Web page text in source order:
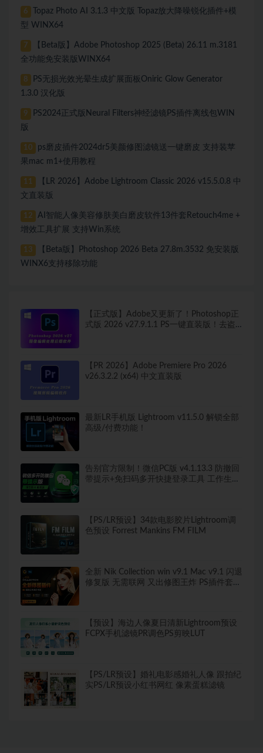
6
Topaz Photo AI 3.1.3 中文版 Topaz放大降噪锐化插件+模
型 WINX64
7
【Beta版】Adobe Photoshop 2025 (Beta) 26.11 m.3181
全功能免安装版WINX64
8
PS无损光效光晕生成扩展面板Oniric Glow Generator
1.3.0 汉化版
9
PS2024正式版Neural Filters神经滤镜PS插件离线包WIN
版
10
ps磨皮插件2024dr5美颜修图滤镜送一键磨皮 支持装苹
果mac m1+使用教程
11
【LR 2026】Adobe Lightroom Classic 2026 v15.5.0.8 中
文直装版
12
AI智能人像美容修肤美白磨皮软件13件套Retouch4me +
增效工具扩展 支持Win系统
13
【Beta版】Photoshop 2026 Beta 27.8m.3532 免安装版
WINX6支持移除功能
【正式版】Adobe又更新了！Photoshop正
式版 2026 v27.9.1.1 PS一键直装版！去盗
【PR 2026】Adobe Premiere Pro 2026
v26.3.2.2 (x64) 中文直装版
最新LR手机版 Lightroom v11.5.0 解锁全部
高级/付费功能！
告别官方限制！微信PC版 v4.1.13.3 防撤回
带提示+免扫码多开快捷登录工具 工作生活
【PS/LR预设】34款电影胶片Lightroom调
色预设 Forrest Mankins FM FILM
全新 Nik Collection win v9.1 Mac v9.1 闪退
修复版 无需联网 又出修图王炸 PS插件套装
【预设】海边人像夏日清新Lightroom预设
FCPX手机滤镜PR调色PS剪映LUT
【PS/LR预设】婚礼电影感婚礼人像 跟拍纪
实PS/LR预设小红书网红 像素蛋糕滤镜